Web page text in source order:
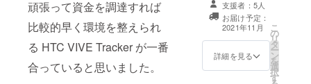
頑張って資金を調達すれば
比較的早く環境を整えられ
る HTC VIVE Tracker が一番
合っていると思いました。
ください。)
・VRChat用 海
夏青クラファン
支援者缶バッチ
FBX ・VRChat
用 ショートエ
モート 3種 ・
VRChat用 フル
ありがとうメッ
セージ(ムー
ビー) ・フルトラ
デビューショー
ケース エンディ
記載 (備考欄に記
支援者：5人
お届け予定：
2021年11月
詳細を見る
こ
の
リ
タ
ー
ン
を
選
択
す